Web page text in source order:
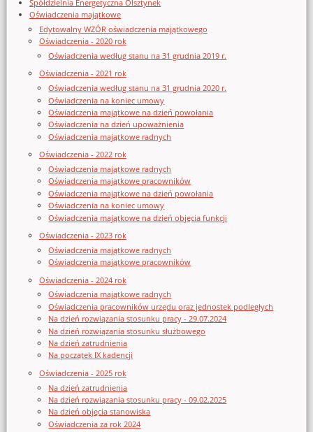
Spółdzielnia Energetyczna Olsztynek
Oświadczenia majątkowe
Edytowalny WZÓR oświadczenia majątkowego
Oświadczenia - 2020 rok
Oświadczenia według stanu na 31 grudnia 2019 r.
Oświadczenia - 2021 rok
Oświadczenia według stanu na 31 grudnia 2020 r.
Oświadczenia na koniec umowy
Oświadczenia majątkowe na dzień powołania
Oświadczenia na dzień upoważnienia
Oświadczenia majątkowe radnych
Oświadczenia - 2022 rok
Oświadczenia majątkowe radnych
Oświadczenia majątkowe pracowników
Oświadczenia majątkowe na dzień powołania
Oświadczenia na koniec umowy
Oświadczenia majątkowe na dzień objęcia funkcji
Oświadczenia - 2023 rok
Oświadczenia majątkowe radnych
Oświadczenia majątkowe pracowników
Oświadczenia - 2024 rok
Oświadczenia majątkowe radnych
Oświadczenia pracowników urzędu oraz jednostek podległych
Na dzień rozwiązania stosunku pracy - 29.07.2024
Na dzień rozwiązania stosunku służbowego
Na dzień zatrudnienia
Na początek IX kadencji
Oświadczenia - 2025 rok
Na dzień zatrudnienia
Na dzień rozwiązania stosunku pracy - 09.02.2025
Na dzień objęcia stanowiska
Oświadczenia za rok 2024